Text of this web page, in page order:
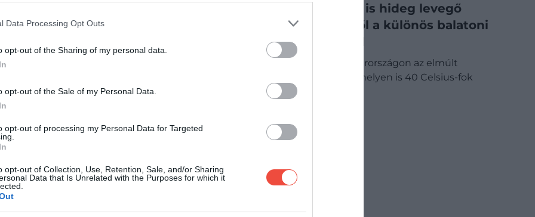
Data Processing Opt Outs
opt-out of the Sharing of my personal data.
opt-out of the Sale of my Personal Data.
opt-out of processing my Personal Data for Targeted
opt-out of Collection, Use, Retention, Sale, and/or Sharing
Data that Is Unrelated with the Purposes for which it
Kánikulában is hideg levegő
áramlik ebből a különös balatoni
hegyoldalból
Miközben Magyarországon az elmúlt
napokban több helyen is 40 Celsius-fok
körül alakult a…